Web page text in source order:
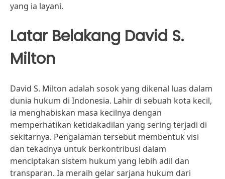
yang ia layani.
Latar Belakang David S.
Milton
David S. Milton adalah sosok yang dikenal luas dalam
dunia hukum di Indonesia. Lahir di sebuah kota kecil,
ia menghabiskan masa kecilnya dengan
memperhatikan ketidakadilan yang sering terjadi di
sekitarnya. Pengalaman tersebut membentuk visi
dan tekadnya untuk berkontribusi dalam
menciptakan sistem hukum yang lebih adil dan
transparan. Ia meraih gelar sarjana hukum dari